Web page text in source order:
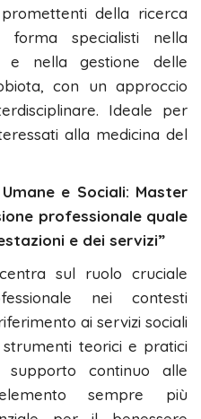
della ricerca
forma specialisti nella
e nella gestione delle
con un approccio
Ideale per
alla medicina del
e Sociali: Master
professionale quale
e dei servizi”
sul ruolo cruciale
nei contesti
ai servizi sociali
teorici e pratici
continuo alle
sempre più